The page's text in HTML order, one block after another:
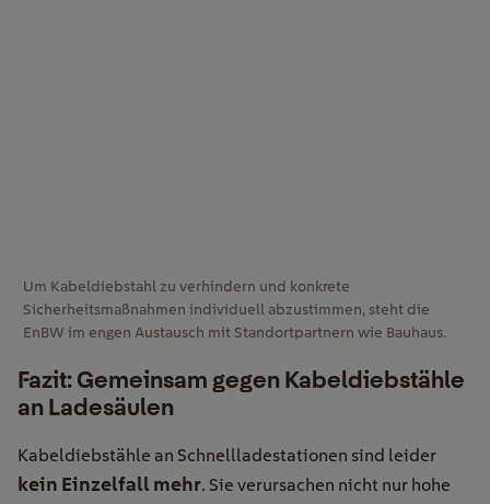
Um Kabeldiebstahl zu verhindern und konkrete
Sicherheitsmaßnahmen individuell abzustimmen, steht die
EnBW im engen Austausch mit Standortpartnern wie Bauhaus.
Fazit: Gemeinsam gegen Kabeldiebstähle
an Ladesäulen
Kabeldiebstähle an Schnellladestationen sind leider
kein Einzelfall mehr. Sie verursachen nicht nur hohe